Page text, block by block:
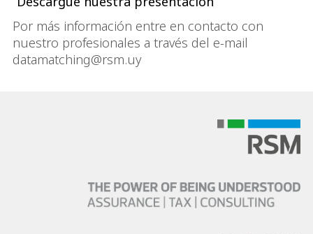
Por más información entre en contacto con
nuestro profesionales a través del e-mail
datamatching@rsm.uy